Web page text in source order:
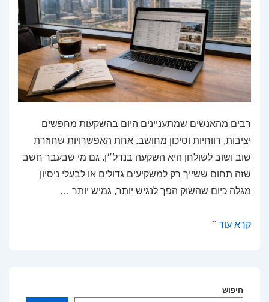
רבים מהאנשים שמתעניינים היום בהשקעות מחפשים
יציבות, רווחיות וסיכון מחושב. אחת האפשרויות שחוזרת
שוב ושוב לשולחן היא השקעה בנדל״ן. גם מי שבעבר חשב
שזה תחום ששייך רק למשקיעים גדולים או לבעלי ניסיון
מגלה כיום שהשוק הפך לנגיש יותר, גמיש יותר …
השקעות
יעדים
קרא עוד "
חיפוש